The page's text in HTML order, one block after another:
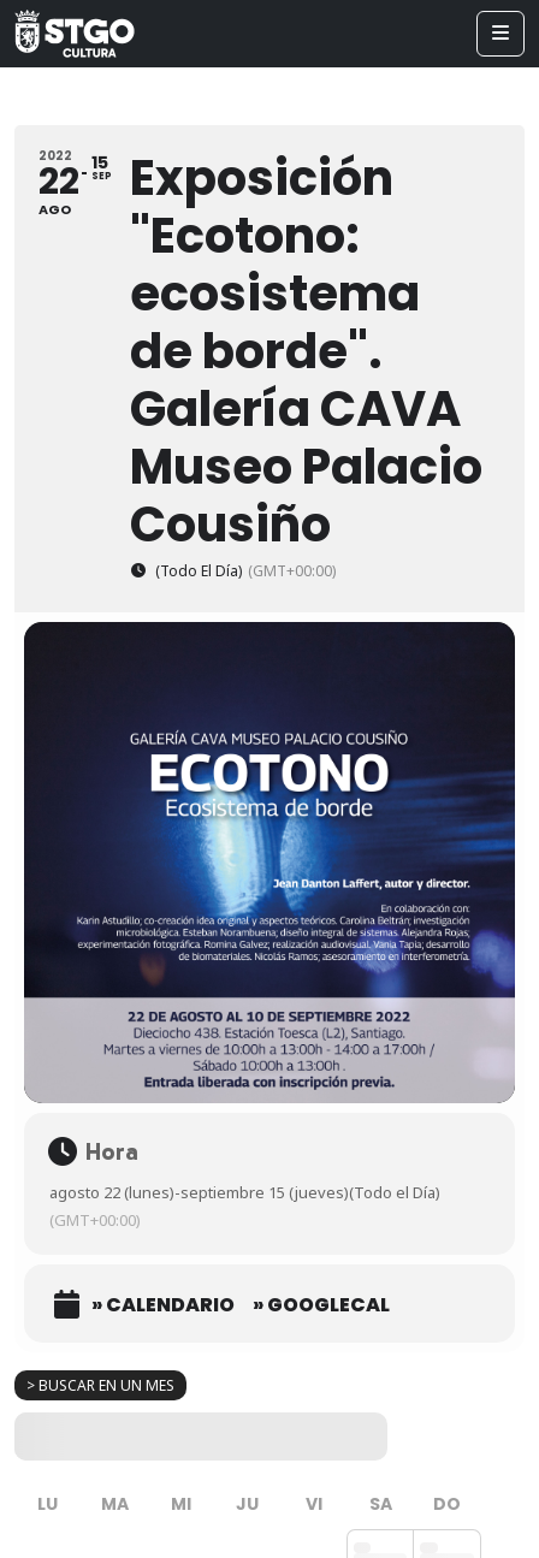
> BUSCAR EN UN MES
LU MA MI JU VI SA DO
2022
22
AGO
15
SEP
Exposición
"Ecotono:
ecosistema
de borde".
Galería CAVA
Museo Palacio
Cousiño
(Todo El Día) (GMT+00:00)
Hora
agosto 22 (lunes)-septiembre 15 (jueves)(Todo el Día)
(GMT+00:00)
» CALENDARIO » GOOGLECAL